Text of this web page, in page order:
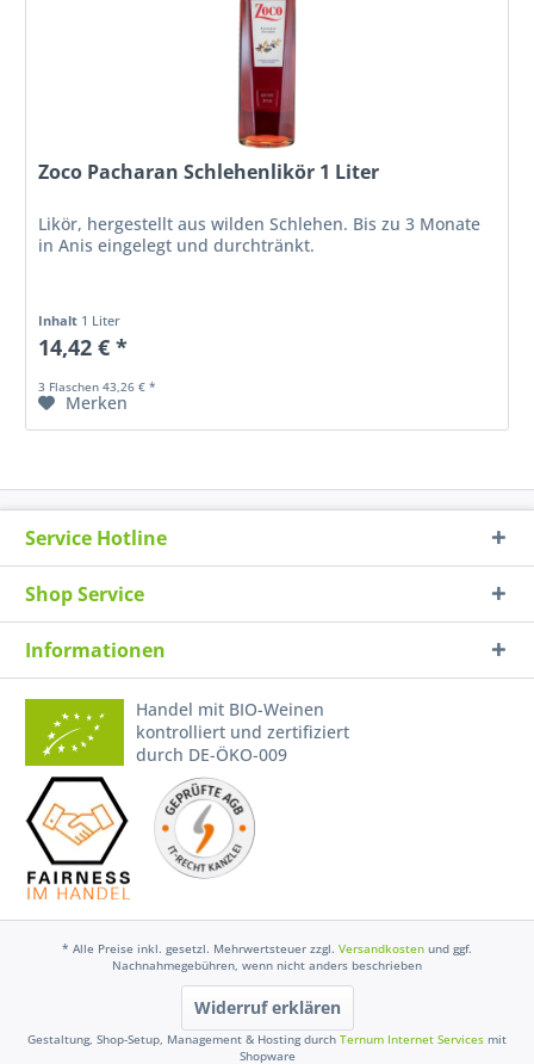
Zoco Pacharan Schlehenlikör 1 Liter
Likör, hergestellt aus wilden Schlehen. Bis zu 3 Monate
in Anis eingelegt und durchtränkt.
Inhalt 1 Liter
14,42 € *
3 Flaschen 43,26 € *
Merken
Service Hotline
Shop Service
Informationen
Handel mit BIO-Weinen
kontrolliert und zertifiziert
durch DE-ÖKO-009
* Alle Preise inkl. gesetzl. Mehrwertsteuer zzgl. Versandkosten und ggf.
Nachnahmegebühren, wenn nicht anders beschrieben
Widerruf erklären
Gestaltung, Shop-Setup, Management & Hosting durch Ternum Internet Services mit
Shopware